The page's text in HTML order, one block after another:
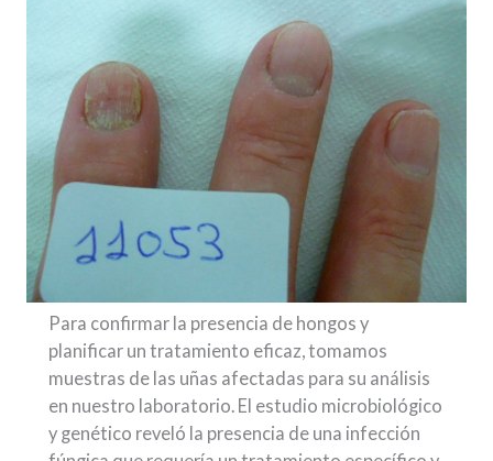
Para confirmar la presencia de hongos y
planificar un tratamiento eficaz, tomamos
muestras de las uñas afectadas para su análisis
en nuestro laboratorio. El estudio microbiológico
y genético reveló la presencia de una infección